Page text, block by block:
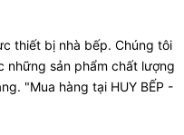
thiết bị nhà bếp. Chúng tôi
sản phẩm chất lượng
"Mua hàng tại HUY BẾP -